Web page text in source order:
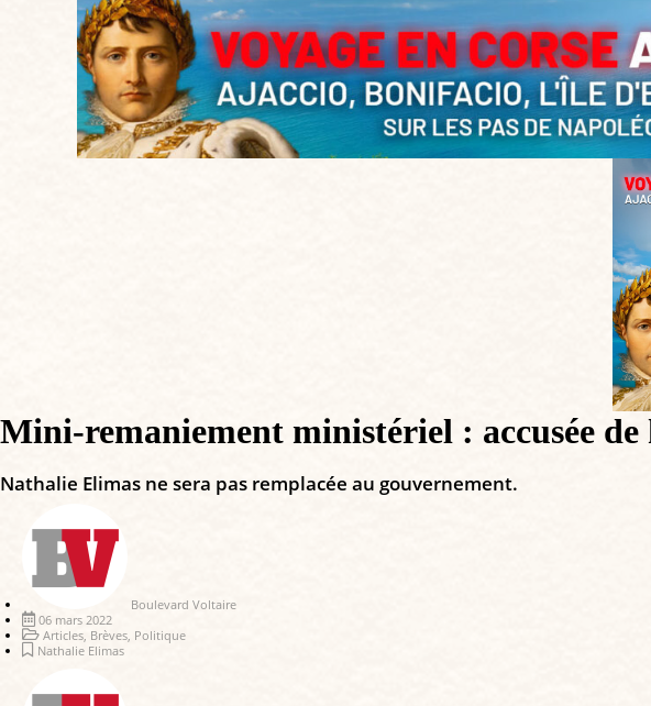
Mini-remaniement ministériel : accusée
Nathalie Elimas ne sera pas remplacée au gouvernement.
Boulevard Voltaire
06 mars 2022
Articles Brèves Politique
Nathalie Elimas